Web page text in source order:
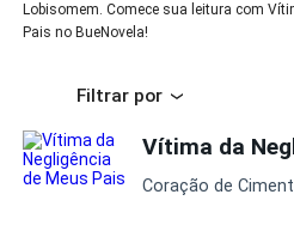
Lobisomem. Comece sua leitura com
Pais no BueNovela!
Filtrar por
Coração de